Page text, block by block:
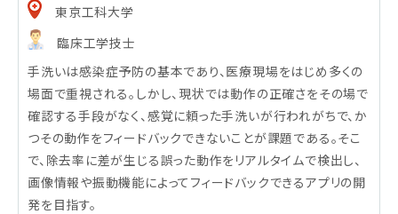
東京工科大学
臨床工学技士
手洗いは感染症予防の基本であり、医療現場をはじめ多くの
場面で重視される。しかし、現状では動作の正確さをその場で
確認する手段がなく、感覚に頼った手洗いが行われがちで、か
つその動作をフィードバックできないことが課題である。そこ
で、除去率に差が生じる誤った動作をリアルタイムで検出し、
画像情報や振動機能によってフィードバックできるアプリの開
発を目指す。